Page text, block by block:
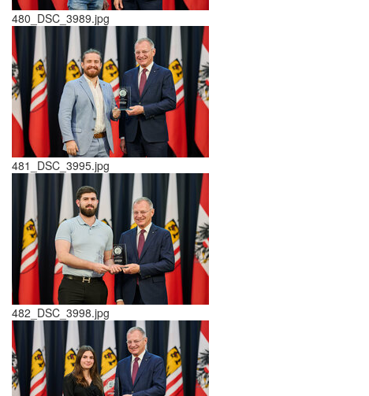
480_DSC_3989.jpg
481_DSC_3995.jpg
482_DSC_3998.jpg